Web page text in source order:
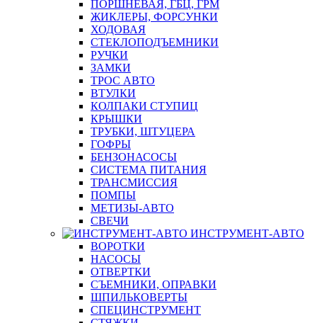
ПОРШНЕВАЯ, ГБЦ, ГРМ
ЖИКЛЕРЫ, ФОРСУНКИ
ХОДОВАЯ
СТЕКЛОПОДЪЕМНИКИ
РУЧКИ
ЗАМКИ
ТРОС АВТО
ВТУЛКИ
КОЛПАКИ СТУПИЦ
КРЫШКИ
ТРУБКИ, ШТУЦЕРА
ГОФРЫ
БЕНЗОНАСОСЫ
СИСТЕМА ПИТАНИЯ
ТРАНСМИССИЯ
ПОМПЫ
МЕТИЗЫ-АВТО
СВЕЧИ
ИНСТРУМЕНТ-АВТО
ВОРОТКИ
НАСОСЫ
ОТВЕРТКИ
СЪЕМНИКИ, ОПРАВКИ
ШПИЛЬКОВЕРТЫ
СПЕЦИНСТРУМЕНТ